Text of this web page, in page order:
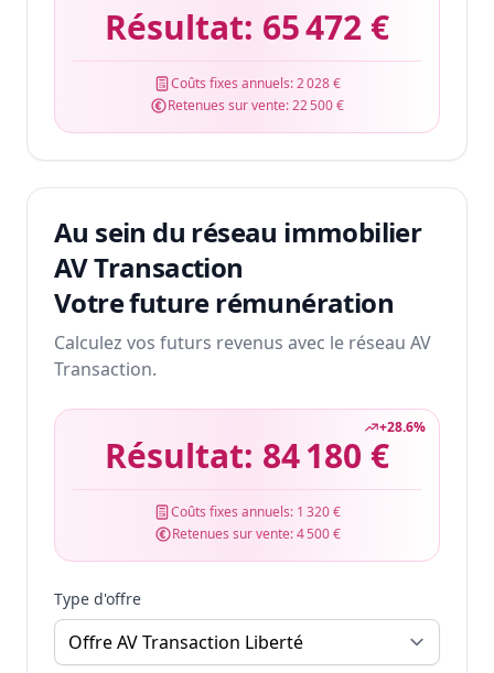
Résultat: 65 472 €
Coûts fixes annuels:2 028 €
Retenues sur vente:22 500 €
Au sein du réseau immobilier
AV Transaction
Votre future rémunération
Calculez vos futurs revenus avec le réseau AV
Transaction.
+28.6%
Résultat: 84 180 €
Coûts fixes annuels: 1 320 €
Retenues sur vente:4 500 €
Type d'offre